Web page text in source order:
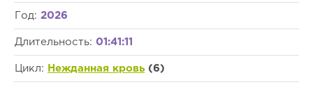
Год: 2026
Длительность: 01:41:11
Цикл: Нежданная кровь (6)